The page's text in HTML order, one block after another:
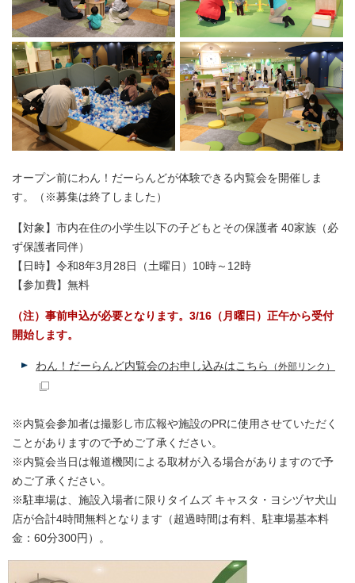
オープン前にわん！だーらんどが体験できる内覧会を開催しま
す。（※募集は終了しました）
【対象】市内在住の小学生以下の子どもとその保護者 40家族（必
ず保護者同伴）
【日時】令和8年3月28日（土曜日）10時～12時
【参加費】無料
（注）事前申込が必要となります。3/16（月曜日）正午から受付
開始します。
わん！だーらんど内覧会のお申し込みはこちら （外部リンク）
※内覧会参加者は撮影し市広報や施設のPRに使用させていただく
ことがありますので予めご了承ください。
※内覧会当日は報道機関による取材が入る場合がありますので予
めご了承ください。
※駐車場は、施設入場者に限りタイムズ キャスタ・ヨシヅヤ犬山
店が合計4時間無料となります（超過時間は有料、駐車場基本料
金：60分300円）。